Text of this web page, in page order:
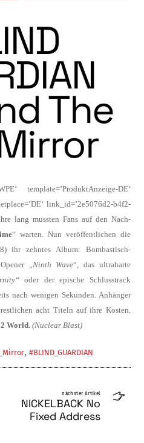
The
template=’ProduktAnzeige-DE‘
link_id=’2e5076d2-b4f2-
lang mussten Fans auf den Nach­
“ warten. Nun veröffentlichen die
ihr zehntes Album: Bombas­tisch-
„ Ninth Wave“, das ultraharte
oder der epische Schlusstrack
nach wenigen Sekunden. Anhänger
acht Titeln auf ihre Kosten.
World. (Nuclear Blast)
, #BLIND_GUARDIAN
nächster Artikel
NICKELBACK No
Fixed Address